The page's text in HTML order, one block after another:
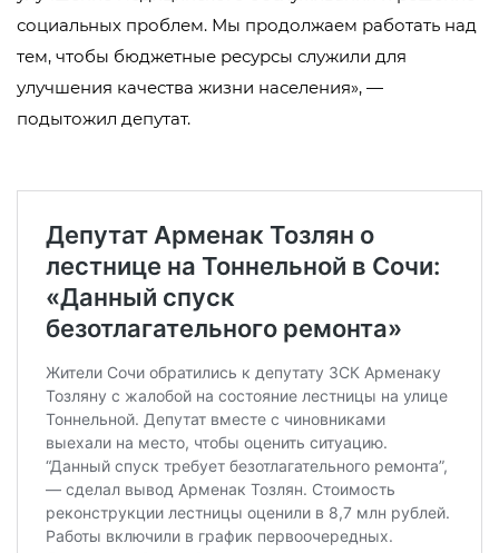
социальных проблем. Мы продолжаем работать над
тем, чтобы бюджетные ресурсы служили для
улучшения качества жизни населения», —
подытожил депутат.